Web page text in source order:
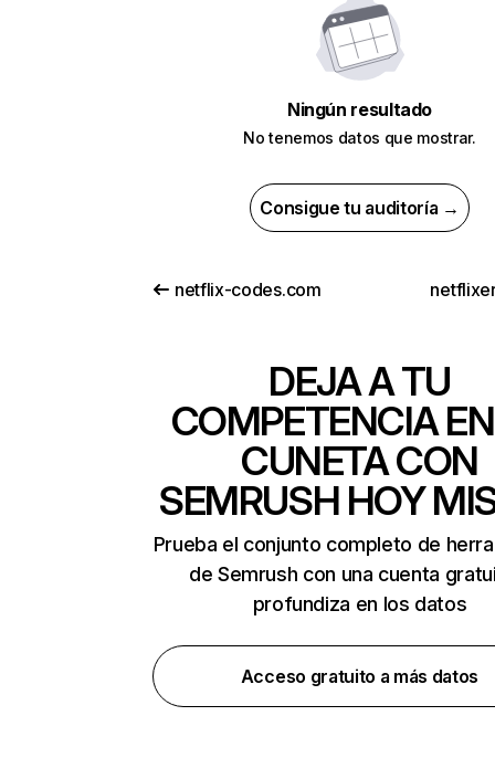
Ningún resultado
No tenemos datos que mostrar.
Consigue tu auditoría →
netflix-codes.com
DEJA A TU
COMPETENCIA
CUNETA CON
SEMRUSH HOY
Prueba el conjunto completo de
de Semrush con una cuenta
profundiza en los datos
Acceso gratuito a más datos